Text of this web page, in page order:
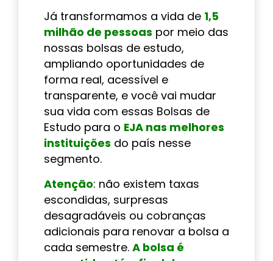
Já transformamos a vida de 1,5
milhão de pessoas por meio das
nossas bolsas de estudo,
ampliando oportunidades de
forma real, acessível e
transparente, e você vai mudar
sua vida com essas Bolsas de
Estudo para o EJA nas melhores
instituições do país nesse
segmento.
Atenção: não existem taxas
escondidas, surpresas
desagradáveis ou cobranças
adicionais para renovar a bolsa a
cada semestre. A bolsa é